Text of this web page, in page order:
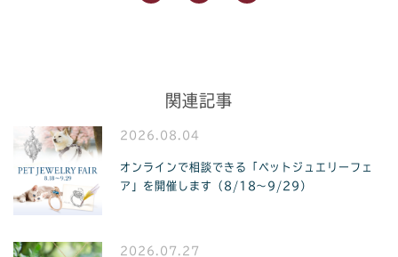
関連記事
2026.08.04
オンラインで相談できる「ペットジュエリーフェ
ア」を開催します（8/18〜9/29）
2026.07.27